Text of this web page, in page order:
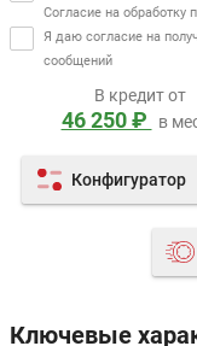
Согласие на обработку
Я даю согласие на
сообщений
Конфигуратор
В кредит от
46 250 ₽ в
Ключевые